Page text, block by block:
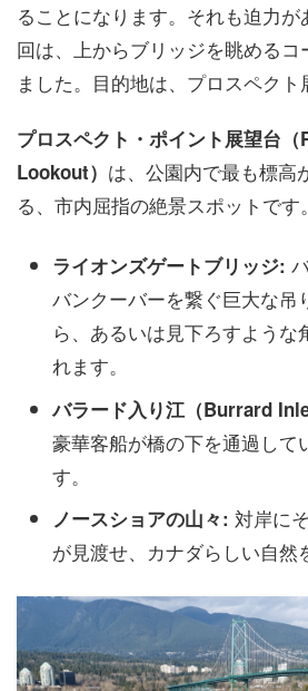
ることになります。それも迫力
回は、上からブリッジを眺めるコ
ました。目的地は、プロスペクト
プロスペクト・ポイント展望台
Lookout） は、公園内で最も標高
る、市内屈指の絶景スポットです。
ライオンズゲートブリッジ:
バンクーバーを繋ぐ巨大な吊
ら、あるいは見下ろすような
れます。
バラード入り江（Burrard
豪華客船が橋の下を通過して
す。
ノースショアの山々: 対岸に
が見渡せ、カナダらしい自然